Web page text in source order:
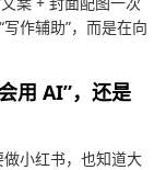
作辅助”，而是在向
用 AI”，还是
小红书，也知道大